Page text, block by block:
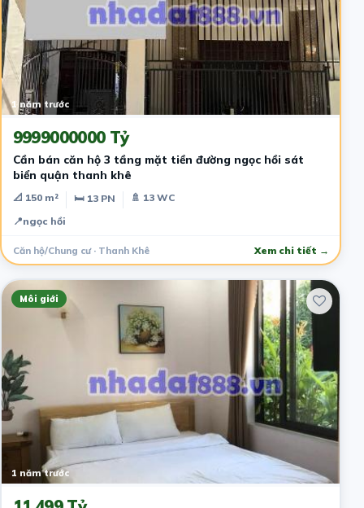
1 năm trước
9999000000 Tỷ
Cần bán căn hộ 3 tầng mặt tiền đường ngọc hồi sát
biển quận thanh khê
📐 150 m² 🛏 13 PN
🚿 13 WC
📍ngọc hồi
Căn hộ/Chung cư · Thanh Khê Xem chi tiết →
Môi giới
1 năm trước